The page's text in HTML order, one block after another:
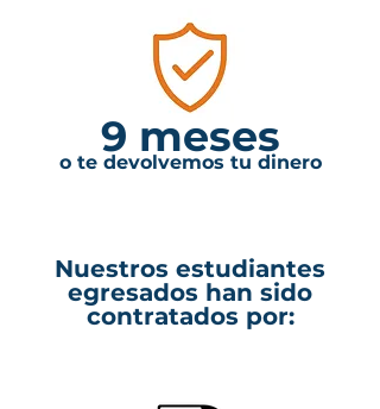
9 meses
o te devolvemos tu dinero
Nuestros estudiantes
egresados han sido
contratados por: